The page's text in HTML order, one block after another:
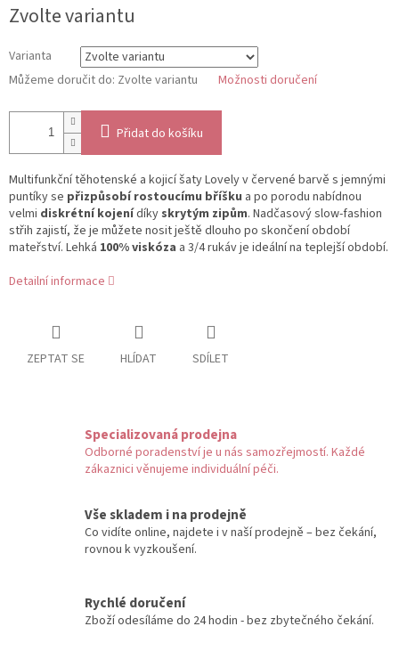
cena:
Zvolte variantu
Varianta
Můžeme doručit do: Zvolte variantu Možnosti doručení
Přidat do košíku
Multifunkční těhotenské a kojicí šaty Lovely v červené barvě s jemnými
puntíky se přizpůsobí rostoucímu bříšku a po porodu nabídnou
velmi diskrétní kojenídíky skrytým zipům. Nadčasový slow-fashion
střih zajistí, že je můžete nosit ještě dlouho po skončení období
mateřství. Lehká 100% viskóza a 3/4 rukáv je ideální na teplejší období.
Detailní informace
ZEPTAT SE HLÍDAT SDÍLET
Specializovaná prodejna
Odborné poradenství je u nás samozřejmostí. Každé
zákaznici věnujeme individuální péči.
Vše skladem i na prodejně
Co vidíte online, najdete i v naší prodejně – bez čekání,
rovnou k vyzkoušení.
Rychlé doručení
Zboží odesíláme do 24 hodin - bez zbytečného čekání.